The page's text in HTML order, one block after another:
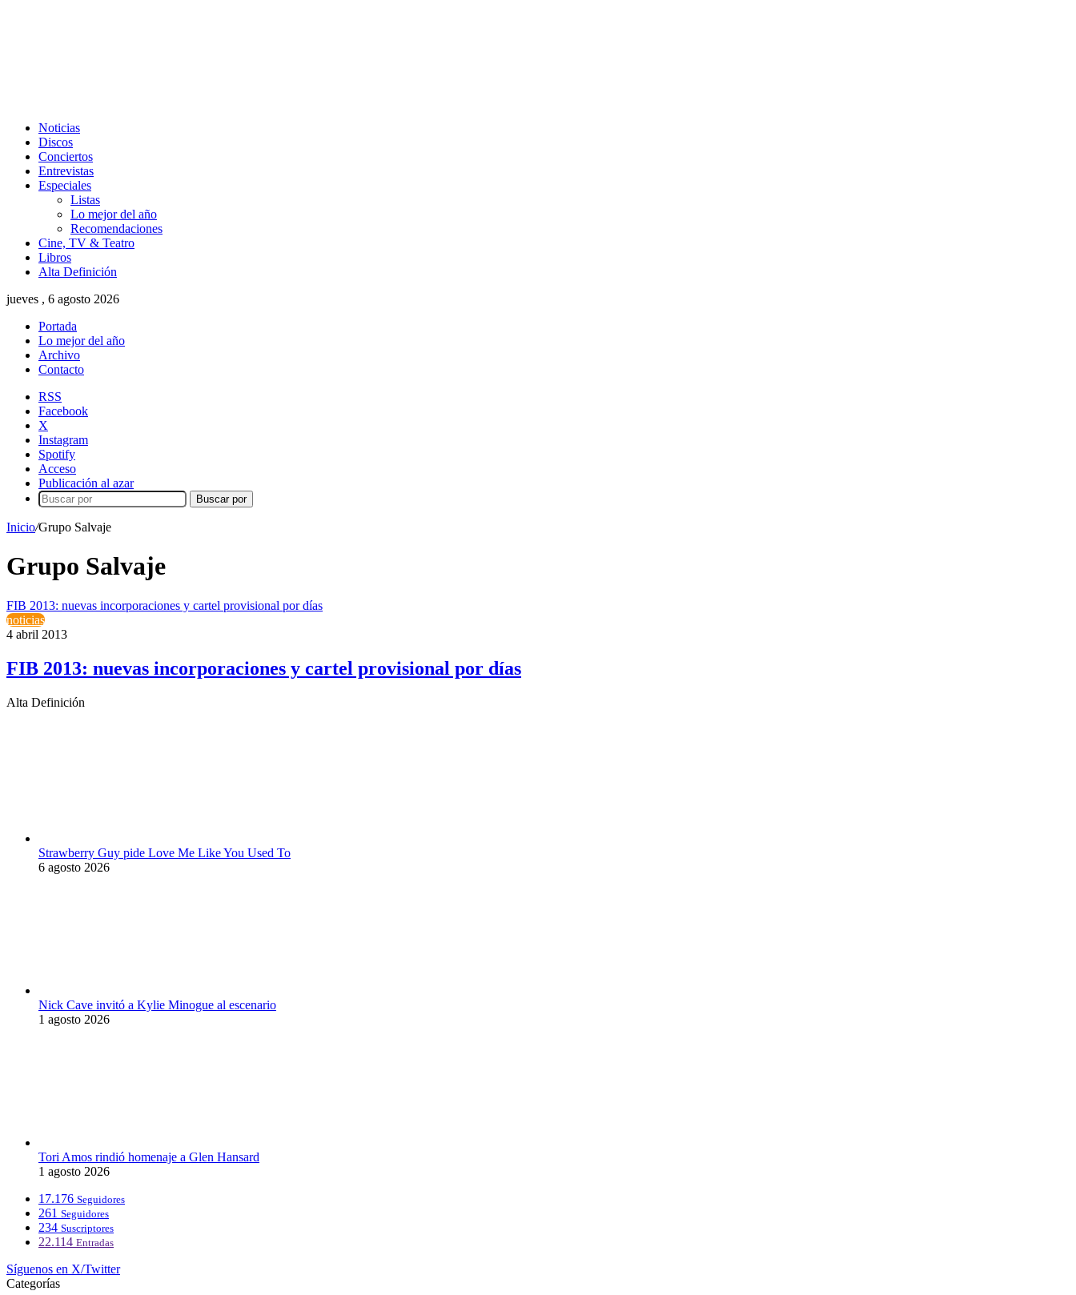
Noticias
Discos
Conciertos
Entrevistas
Especiales
Listas
Lo mejor del año
Recomendaciones
Cine, TV & Teatro
Libros
Alta Definición
jueves , 6 agosto 2026
Portada
Lo mejor del año
Archivo
Contacto
RSS
Facebook
X
Instagram
Spotify
Acceso
Publicación al azar
Buscar por
Inicio/Grupo Salvaje
Grupo Salvaje
FIB 2013: nuevas incorporaciones y cartel provisional por días
noticias
4 abril 2013
FIB 2013: nuevas incorporaciones y cartel provisional por días
Alta Definición
Strawberry Guy pide Love Me Like You Used To
6 agosto 2026
Nick Cave invitó a Kylie Minogue al escenario
1 agosto 2026
Tori Amos rindió homenaje a Glen Hansard
1 agosto 2026
17.176 Seguidores
261 Seguidores
234 Suscriptores
22.114 Entradas
Síguenos en X/Twitter
Categorías